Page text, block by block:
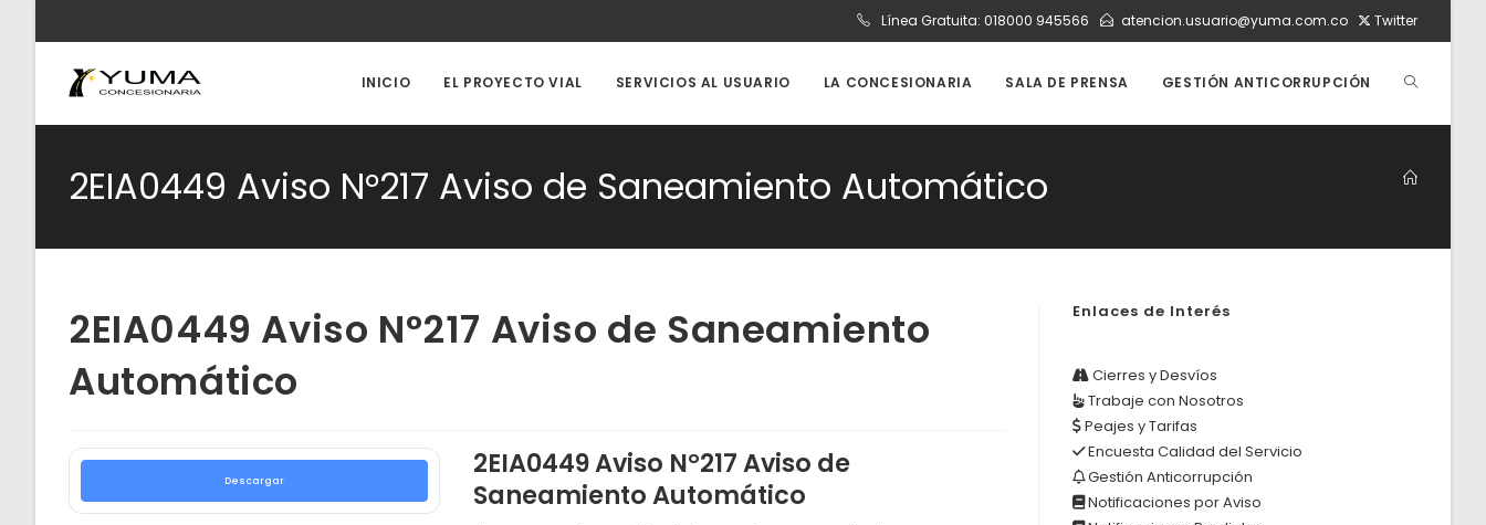
contenido
Línea Gratuita: 018000 945566 atencion.usuario@yuma.com.co Twitter
INICIO EL PROYECTO VIAL SERVICIOS AL USUARIO LA CONCESIONARIA SALA DE PRENSA GESTIÓN ANTICORRUPCIÓN ALTERNAR
BÚSQUEDA
DE
2EIA0449 Aviso N°217 Aviso de Saneamiento Automático
2EIA0449 Aviso N°217 Aviso de Saneamiento
Automático
Descargar
2EIA0449 Aviso N°217 Aviso de
Saneamiento Automático
Enlaces de Interés
Cierres y Desvíos
Trabaje con Nosotros
Peajes y Tarifas
Encuesta Calidad del Servicio
Gestión Anticorrupción
Notificaciones por Aviso